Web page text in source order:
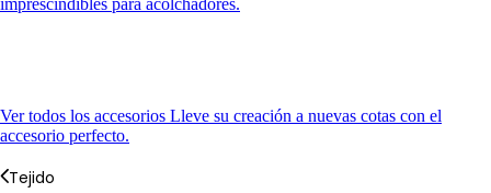
imprescindibles para acolchadores.
Ver todos los accesorios Lleve su creación a nuevas cotas con el
accesorio perfecto.
Tejido